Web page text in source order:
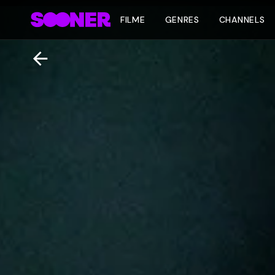
FILME GENRES CHANNELS